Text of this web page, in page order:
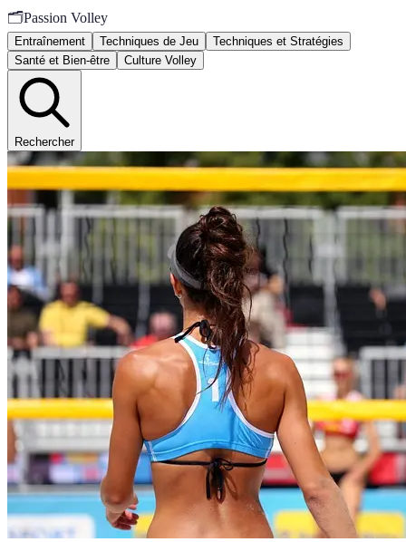
🗂️Passion Volley
Entraînement Techniques de Jeu
Techniques et Stratégies
Santé et Bien-être
Culture Volley
Rechercher